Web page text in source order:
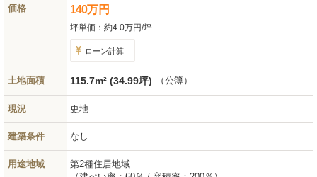
価格 140万円
坪単価： 約4.0万円/坪
ローン計算
土地面積 115.7m² (34.99坪) （公簿）
現況 更地
建築条件 なし
用途地域
第2種住居地域